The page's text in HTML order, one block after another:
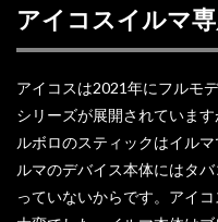
アイコスイルマ
アイコスは2021年にフルモ
シリーズが展開されていま
ルボロのスティックはイル
ルマのデバイス本体にはタ
っていないからです。アイ